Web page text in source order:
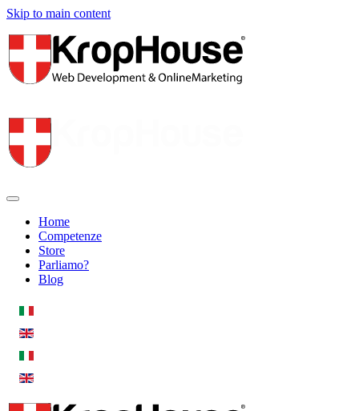
Skip to main content
Home
Competenze
Store
Parliamo?
Blog